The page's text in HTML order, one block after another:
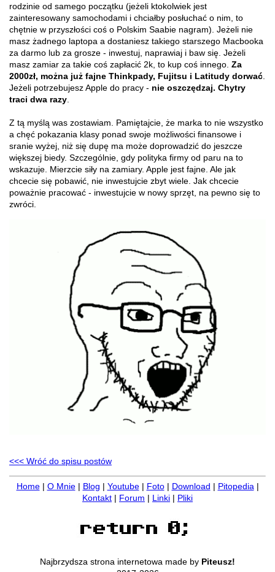
rodzinie od samego początku (jeżeli ktokolwiek jest
zainteresowany samochodami i chciałby posłuchać o nim, to
chętnie w przyszłości coś o Polskim Saabie nagram). Jeżeli nie
masz żadnego laptopa a dostaniesz takiego starszego Macbooka
za darmo lub za grosze - inwestuj, naprawiaj i baw się. Jeżeli
masz zamiar za takie coś zapłacić 2k, to kup coś innego. Za
2000zł, można już fajne Thinkpady, Fujitsu i Latitudy dorwać
Jeżeli potrzebujesz Apple do pracy - nie oszczędzaj. Chytry
traci dwa razy
Z tą myślą was zostawiam. Pamiętajcie, że marka to nie wszystko
a chęć pokazania klasy ponad swoje możliwości finansowe i
sranie wyżej, niż się dupę ma może doprowadzić do jeszcze
większej biedy. Szczególnie, gdy polityka firmy od paru na to
wskazuje. Mierzcie siły na zamiary. Apple jest fajne. Ale jak
chcecie się pobawić, nie inwestujcie zbyt wiele. Jak chcecie
poważnie pracować - inwestujcie w nowy sprzęt, na pewno się to
zwróci.
<<< Wróć do spisu postów
Home| O Mnie| Blog | Youtube| Foto| Download | Pitopedia |
Kontakt | Forum | Linki | Pliki
Najbrzydsza strona internetowa made by Piteusz!